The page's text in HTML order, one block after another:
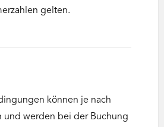
gelten.
können je nach
und werden bei der Buchung